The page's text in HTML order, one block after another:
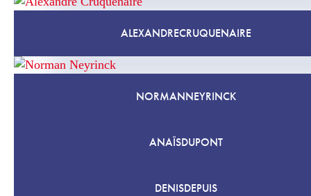
ALEXANDRECRUQUENAIRE
NORMANNEYRINCK
ANAÏSDUPONT
DENISDEPUIS